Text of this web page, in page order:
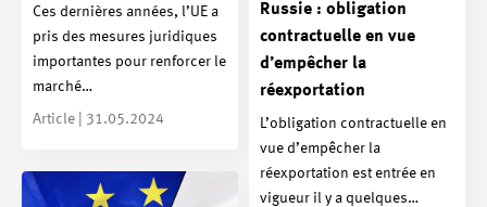
Ces dernières années, l’UE a
pris des mesures juridiques
importantes pour renforcer le
marché…
Article | 31.05.2024
Russie : obligation
contractuelle en vue
d’empêcher la
réexportation
L’obligation contractuelle en
vue d’empêcher la
réexportation est entrée en
vigueur il y a quelques…